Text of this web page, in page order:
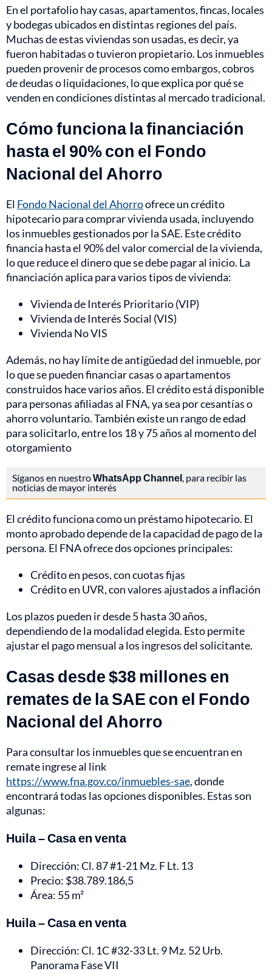
En el portafolio hay casas, apartamentos, fincas, locales
y bodegas ubicados en distintas regiones del país.
Muchas de estas viviendas son usadas, es decir, ya
fueron habitadas o tuvieron propietario. Los inmuebles
pueden provenir de procesos como embargos, cobros
de deudas o liquidaciones, lo que explica por qué se
venden en condiciones distintas al mercado tradicional.
Cómo funciona la financiación
hasta el 90% con el Fondo
Nacional del Ahorro
El Fondo Nacional del Ahorroofrece un crédito
hipotecario para comprar vivienda usada, incluyendo
los inmuebles gestionados por la SAE. Este crédito
financia hasta el 90% del valor comercial de la vivienda,
lo que reduce el dinero que se debe pagar al inicio. La
financiación aplica para varios tipos de vivienda:
Vivienda de Interés Prioritario (VIP)
Vivienda de Interés Social (VIS)
Vivienda No VIS
Además, no hay límite de antigüedad del inmueble, por
lo que se pueden financiar casas o apartamentos
construidos hace varios años. El crédito está disponible
para personas afiliadas al FNA, ya sea por cesantías o
ahorro voluntario. También existe un rango de edad
para solicitarlo, entre los 18 y 75 años al momento del
otorgamiento
Síganos en nuestroWhatsApp Channel, para recibir las
noticias de mayor interés
El crédito funciona como un préstamo hipotecario. El
monto aprobado depende de la capacidad de pago de la
persona. El FNA ofrece dos opciones principales:
Crédito en pesos, con cuotas fijas
Crédito en UVR, con valores ajustados a inflación
Los plazos pueden ir desde 5 hasta 30 años,
dependiendo de la modalidad elegida. Esto permite
ajustar el pago mensual a los ingresos del solicitante.
Casas desde $38 millones en
remates de la SAE con el Fondo
Nacional del Ahorro
Para consultar los inmuebles que se encuentran en
remate ingrese al link
https://www.fna.gov.co/inmuebles-sae, donde
encontrará todas las opciones disponibles. Estas son
algunas:
Huila – Casa en venta
Dirección: Cl. 87 #1-21 Mz. F Lt. 13
Precio: $38.789.186,5
Área: 55 m²
Huila – Casa en venta
Dirección: Cl. 1C #32-33 Lt. 9 Mz. 52 Urb.
Panorama Fase VII